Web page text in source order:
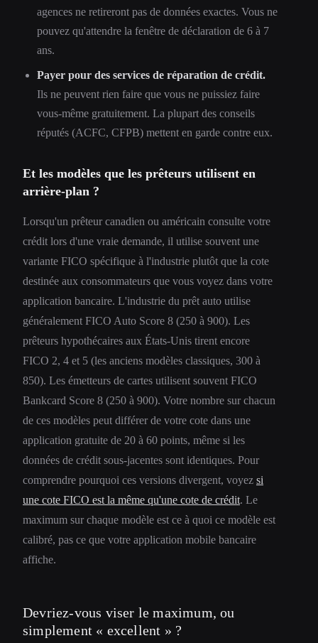
agences ne retireront pas de données exactes. Vous ne
pouvez qu'attendre la fenêtre de déclaration de 6 à 7
ans.
Payer pour des services de réparation de crédit.
Ils ne peuvent rien faire que vous ne puissiez faire
vous-même gratuitement. La plupart des conseils
réputés (ACFC, CFPB) mettent en garde contre eux.
Et les modèles que les prêteurs utilisent en
arrière-plan ?
Lorsqu'un prêteur canadien ou américain consulte votre
crédit lors d'une vraie demande, il utilise souvent une
variante FICO spécifique à l'industrie plutôt que la cote
destinée aux consommateurs que vous voyez dans votre
application bancaire. L'industrie du prêt auto utilise
généralement FICO Auto Score 8 (250 à 900). Les
prêteurs hypothécaires aux États-Unis tirent encore
FICO 2, 4 et 5 (les anciens modèles classiques, 300 à
850). Les émetteurs de cartes utilisent souvent FICO
Bankcard Score 8 (250 à 900). Votre nombre sur chacun
de ces modèles peut différer de votre cote dans une
application gratuite de 20 à 60 points, même si les
données de crédit sous-jacentes sont identiques. Pour
comprendre pourquoi ces versions divergent, voyez si
une cote FICO est la même qu'une cote de crédit. Le
maximum sur chaque modèle est ce à quoi ce modèle est
calibré, pas ce que votre application mobile bancaire
affiche.
Devriez-vous viser le maximum, ou
simplement « excellent » ?